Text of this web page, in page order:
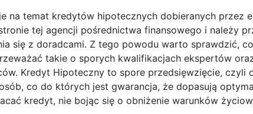
na temat kredytów hipotecznych dobieranych przez
tej agencji pośrednictwa finansowego i należy
się z doradcami. Z tego powodu warto sprawdzić,
takie o sporych kwalifikacjach ekspertów
Kredyt Hipoteczny to spore przedsięwzięcie, czyli
co do których jest gwarancja, że dopasują
kredyt, nie bojąc się o obniżenie warunków